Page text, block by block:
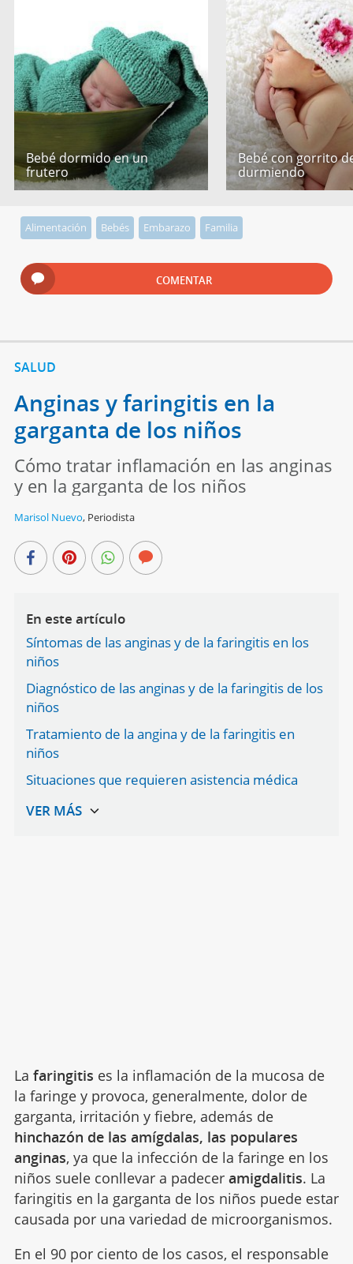
Bebé dormido en un
frutero
Bebé con gorrito
durmiendo
Alimentación Bebés Embarazo Familia
COMENTAR
SALUD
Anginas y faringitis en la
garganta de los niños
Cómo tratar inflamación en las anginas
y en la garganta de los niños
Marisol Nuevo, Periodista
En este artículo
Síntomas de las anginas y de la faringitis en los
niños
Diagnóstico de las anginas y de la faringitis de los
niños
Tratamiento de la angina y de la faringitis en
niños
Situaciones que requieren asistencia médica
La faringitis es la inflamación de la mucosa de
la faringe y provoca, generalmente, dolor de
garganta, irritación y fiebre, además de
hinchazón de las amígdalas, las populares
anginas, ya que la infección de la faringe en los
niños suele conllevar a padecer amigdalitis. La
faringitis en la garganta de los niños puede estar
causada por una variedad de microorganismos.
En el 90 por ciento de los casos, el responsable